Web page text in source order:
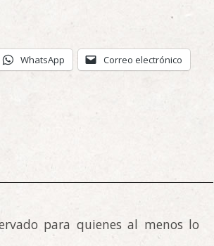
WhatsApp Correo electrónico
para quienes al menos lo